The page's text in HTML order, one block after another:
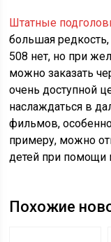
Штатные
большая
508 нет, но при
можно заказать
очень доступной
наслаждаться в
фильмов,
примеру, можно
детей при помощи
Похожие